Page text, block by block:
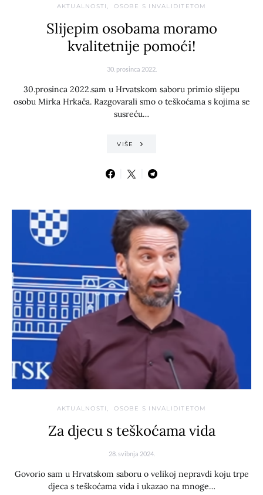
AKTUALNOSTI OSOBE S INVALIDITETOM
Slijepim osobama moramo
kvalitetnije pomoći!
30. prosinca 2022.
30.prosinca 2022.sam u Hrvatskom saboru primio slijepu
osobu Mirka Hrkača. Razgovarali smo o teškoćama s kojima se
susreću…
VIŠE
AKTUALNOSTI OSOBE S INVALIDITETOM
Za djecu s teškoćama vida
28. svibnja 2024.
Govorio sam u Hrvatskom saboru o velikoj nepravdi koju trpe
djeca s teškoćama vida i ukazao na mnoge…